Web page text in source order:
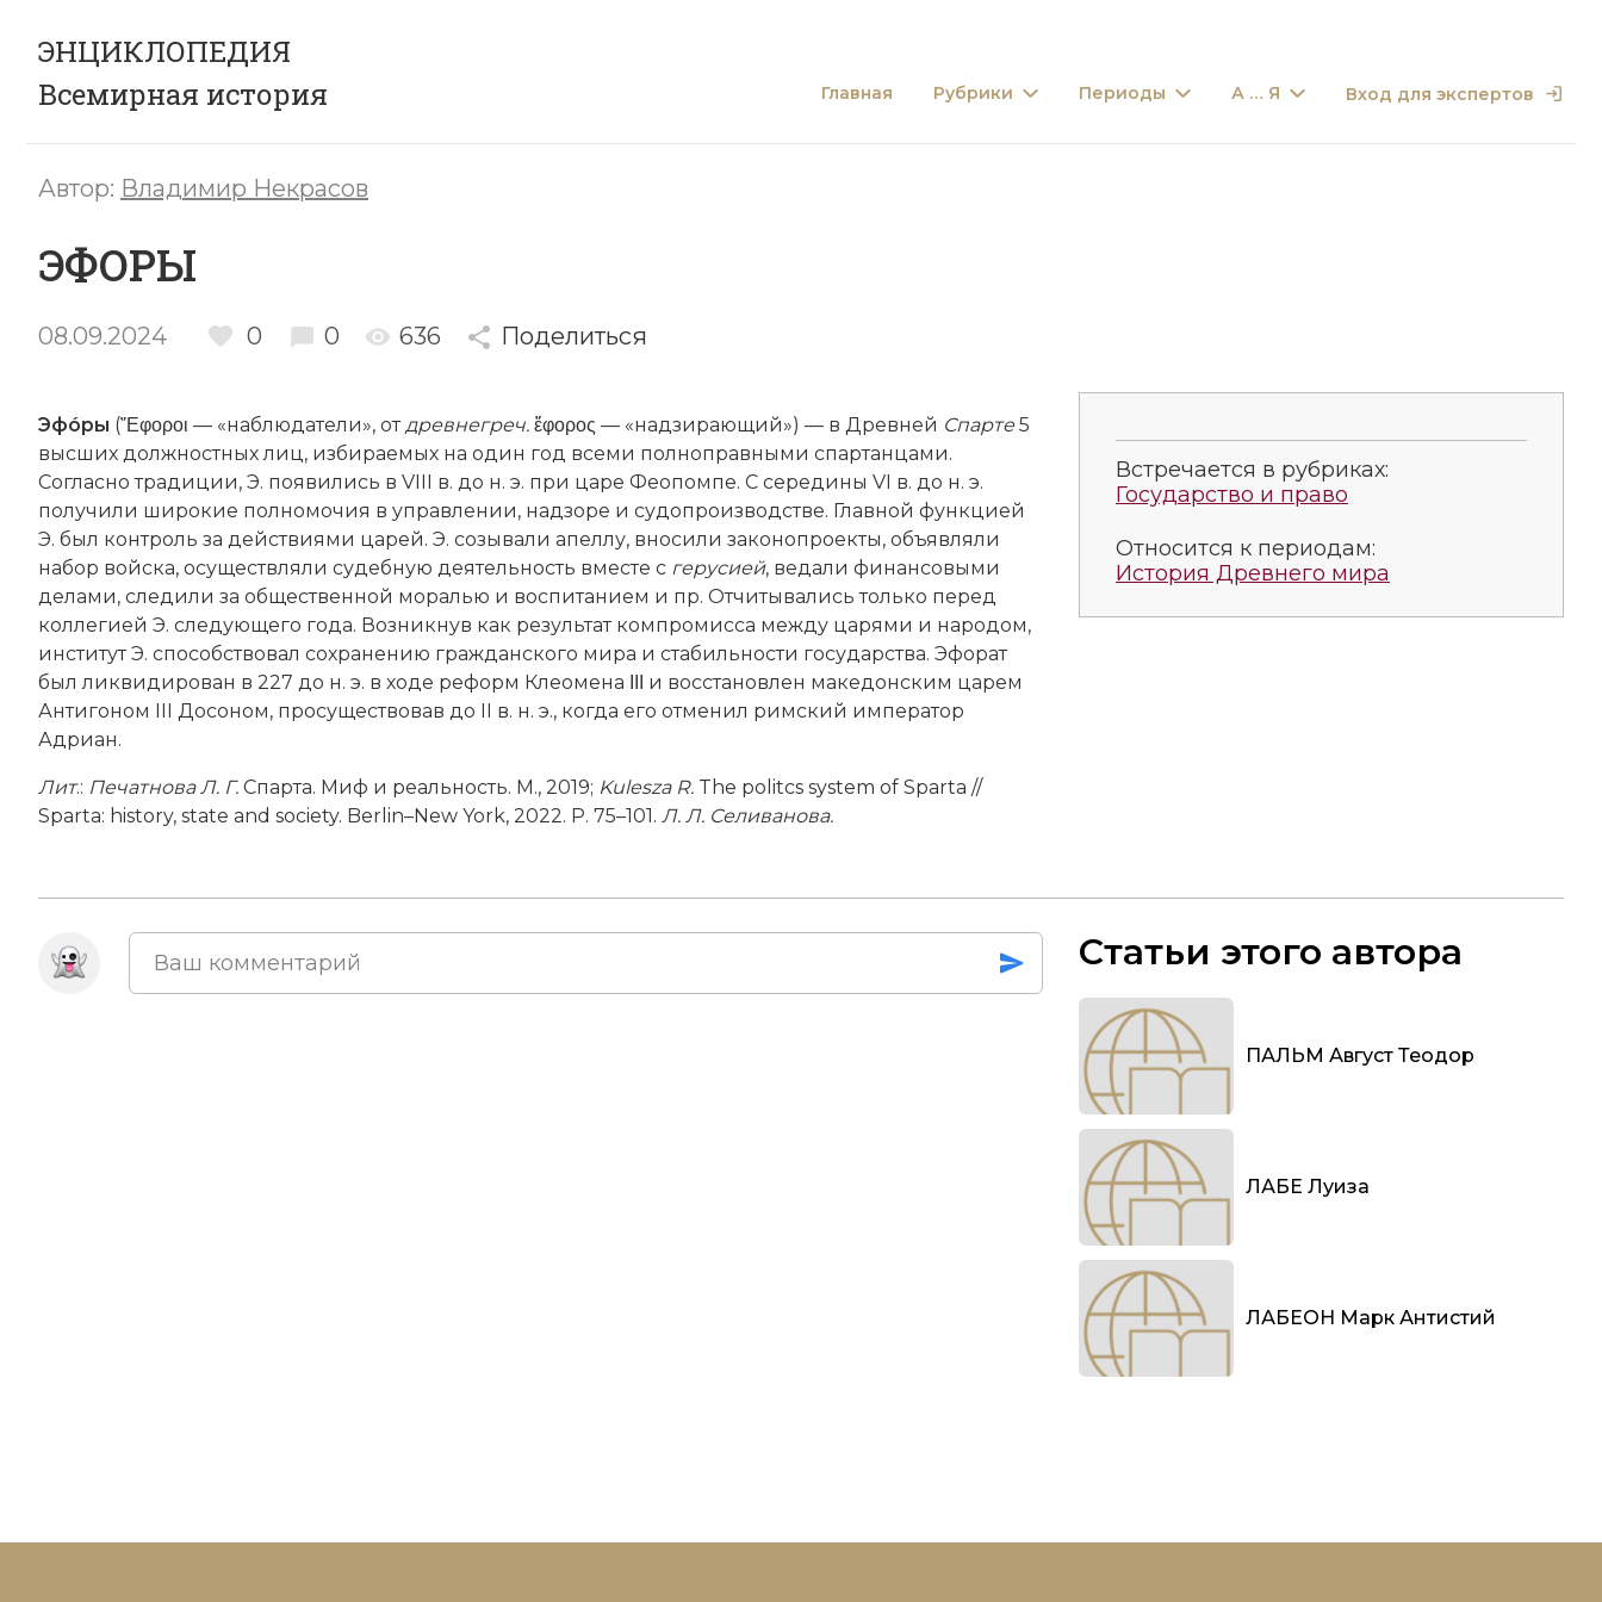
ЭНЦИКЛОПЕДИЯ
Всемирная история
Главная Рубрики Периоды А … Я Вход для экспертов
Автор: Владимир Некрасов
ЭФОРЫ
08.09.2024 0 0 636 Поделиться
Эфóры (῎Εφοροι — «наблюдатели», от древнегреч. ἔφορος — «надзирающий») — в Древней Спарте5
высших должностных лиц, избираемых на один год всеми полноправными спартанцами.
Согласно традиции, Э. появились в VIII в. до н. э. при царе Феопомпе. С середины VI в. до н. э.
получили широкие полномочия в управлении, надзоре и судопроизводстве. Главной функцией
Э. был контроль за действиями царей. Э. созывали апеллу, вносили законопроекты, объявляли
набор вой­ска, осуществляли судебную деятельность вместе с герусией, ведали финансовыми
делами, следили за общественной моралью и воспитанием и пр. Отчитывались только перед
коллегией Э. следующего года. Возникнув как результат компромисса между царями и народом,
институт Э. способствовал сохранению гражданского мира и стабильности государства. Эфорат
был ликвидирован в 227 до н. э. в ходе реформ Клеомена ΙΙΙ и восстановлен македонским царем
Антигоном III Досоном, просуществовав до II в. н. э., когда его отменил римский император
Адриан.
Лит.: Печатнова Л. Г. Спарта. Миф и реальность. М., 2019; Kulesza R. The politcs system of Sparta //
Sparta: history, state and society. Berlin–New York, 2022. P. 75–101. Л. Л. Селива­нова.
Встречается в рубриках:
Государство и право
Относится к периодам:
История Древнего мира
Статьи этого автора
ПАЛЬМ Август Теодор
ЛАБЕ Луиза
ЛАБЕОН Марк Антистий